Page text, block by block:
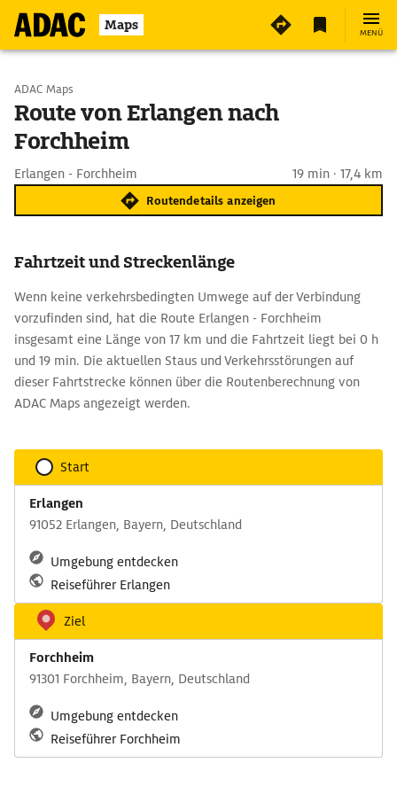
Maps MENÜ
Start wählen
Ziel eingeben
ADAC Maps
Route von Erlangen nach
Forchheim
Erlangen - Forchheim 19 min · 17,4 km
Routendetails anzeigen
Fahrtzeit und Streckenlänge
Wenn keine verkehrsbedingten Umwege auf der Verbindung
vorzufinden sind, hat die Route Erlangen - Forchheim
insgesamt eine Länge von 17 km und die Fahrtzeit liegt bei 0 h
und 19 min. Die aktuellen Staus und Verkehrsstörungen auf
dieser Fahrtstrecke können über die Routenberechnung von
ADAC Maps angezeigt werden.
Start
Erlangen
91052 Erlangen, Bayern, Deutschland
Umgebung entdecken
Reiseführer Erlangen
Ziel
Forchheim
91301 Forchheim, Bayern, Deutschland
Umgebung entdecken
Reiseführer Forchheim